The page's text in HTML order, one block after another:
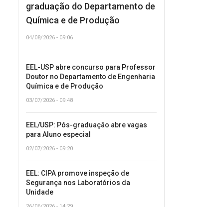
graduação do Departamento de
Química e de Produção
04/08/2026 - 09:06
EEL-USP abre concurso para Professor
Doutor no Departamento de Engenharia
Química e de Produção
03/07/2026 - 09:48
EEL/USP: Pós-graduação abre vagas
para Aluno especial
02/07/2026 - 09:20
EEL: CIPA promove inspeção de
Segurança nos Laboratórios da
Unidade